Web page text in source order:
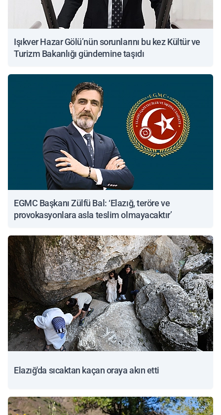
Işıkver Hazar Gölü’nün sorunlarını bu kez Kültür ve
Turizm Bakanlığı gündemine taşıdı
EGMC Başkanı Zülfü Bal: ‘Elazığ, teröre ve
provokasyonlara asla teslim olmayacaktır’
Elazığ'da sıcaktan kaçan oraya akın etti